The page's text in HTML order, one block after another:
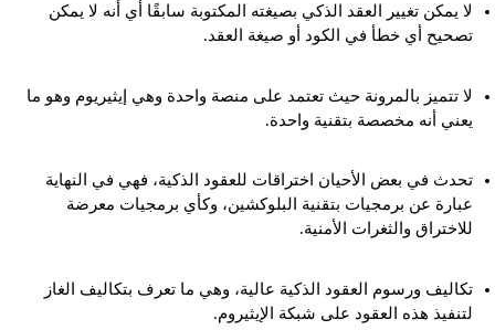
لا يمكن تغيير العقد الذكي بصيغته المكتوبة سابقًا أي أنه لا يمكن
تصحيح أي خطأ في الكود أو صيغة العقد.
لا تتميز بالمرونة حيث تعتمد على منصة واحدة وهي إيثيريوم وهو ما
يعني أنه مخصصة بتقنية واحدة.
تحدث في بعض الأحيان اختراقات للعقود الذكية، فهي في النهاية
عبارة عن برمجيات بتقنية البلوكشين، وكأي برمجيات معرضة
للاختراق والثغرات الأمنية.
تكاليف ورسوم العقود الذكية عالية، وهي ما تعرف بتكاليف الغاز
لتنفيذ هذه العقود على شبكة الإيثيروم.